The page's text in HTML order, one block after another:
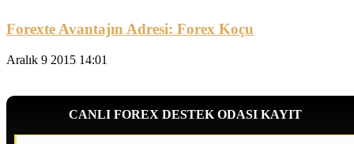
Forexte Avantajın Adresi: Forex Koçu
Aralık 9 2015 14:01
CANLI FOREX DESTEK ODASI KAYIT